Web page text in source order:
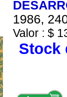
1986,
Valor : $
Stock